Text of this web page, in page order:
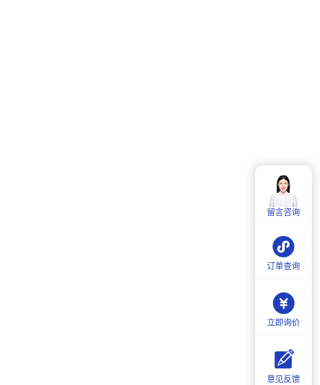
留言咨询
订单查询
立即询价
意见反馈